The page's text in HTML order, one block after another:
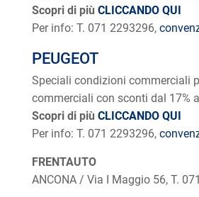
Scopri di più CLICCANDO QUI
Per info: T. 071 2293296,
PEUGEOT
Speciali condizioni commerciali
commerciali con sconti dal 17%
Scopri di più CLICCANDO QUI
Per info: T. 071 2293296,
FRENTAUTO
ANCONA / Via I Maggio 56, T.